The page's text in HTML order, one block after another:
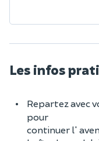
Les infos
Repartez avec
pour
continuer l'